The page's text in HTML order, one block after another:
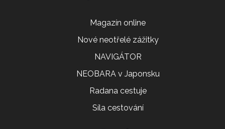
Magazín online
Nové neotřelé zážitky
NAVIGÁTOR
NEOBARA v Japonsku
Radana cestuje
Síla cestování